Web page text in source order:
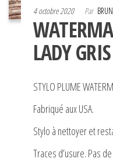
4 octobre 2020 Par
LADY
STYLO PLUME
Fabriqué aux USA.
Stylo à nettoyer et
Traces d’usure. Pas